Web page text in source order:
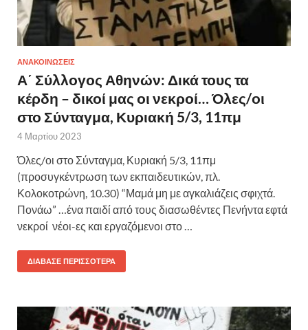
ΑΝΑΚΟΙΝΩΣΕΙΣ
Α΄ Σύλλογος Αθηνών: Δικά τους τα
κέρδη – δικοί μας οι νεκροί… Όλες/οι
στο Σύνταγμα, Κυριακή 5/3, 11πμ
4 Μαρτίου 2023
Όλες/οι στο Σύνταγμα, Κυριακή 5/3, 11πμ
(προσυγκέντρωση των εκπαιδευτικών, πλ.
Κολοκοτρώνη, 10.30) “Μαμά μη με αγκαλιάζεις σφιχτά.
Πονάω” …ένα παιδί από τους διασωθέντες Πενήντα εφτά
νεκροί νέοι-ες και εργαζόμενοι στο …
ΔΙΆΒΑΣΕ ΠΕΡΙΣΣΌΤΕΡΑ